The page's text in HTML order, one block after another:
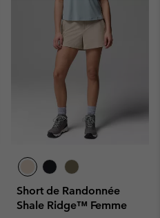
Short de Randonnée
Shale Ridge™ Femme